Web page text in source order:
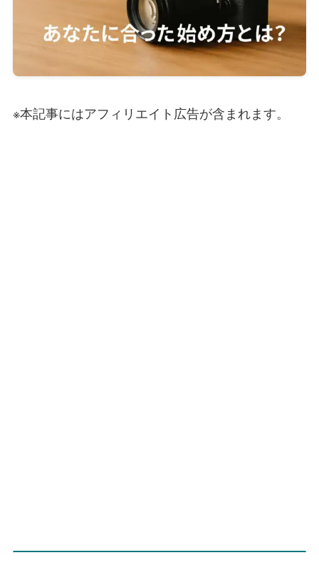
※本記事にはアフィリエイト広告が含まれます。